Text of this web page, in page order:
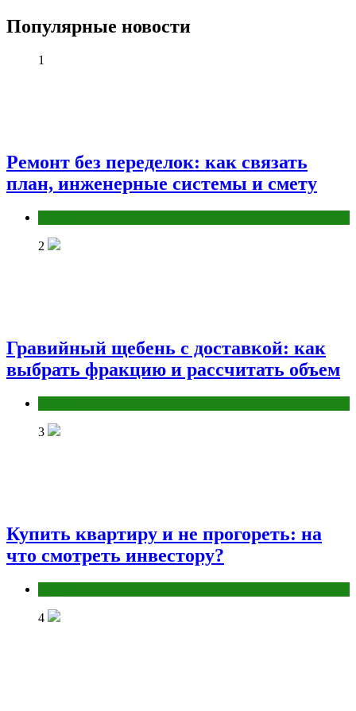
Популярные новости
1
Ремонт без переделок: как связать
план, инженерные системы и смету
2
Гравийный щебень с доставкой: как
выбрать фракцию и рассчитать объем
3
Купить квартиру и не прогореть: на
что смотреть инвестору?
4